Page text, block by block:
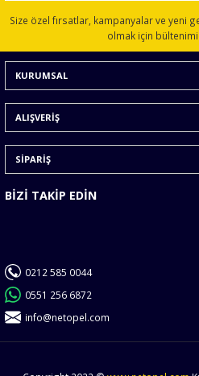
Ürün açıklamasında eksik bilgiler
Ürün bilgilerinde hatalar
Ürün fiyatı diğer sitelerden daha
Bu ürüne benzer farklı alternatifler
Size özel fırsatlar, kampanyalar ve yeni
olmak için
KURUMSAL
ALIŞVERİŞ
SİPARİŞ
BİZİ TAKİP EDİN
0212 585 0044
0551 256 6872
info@netopel.com